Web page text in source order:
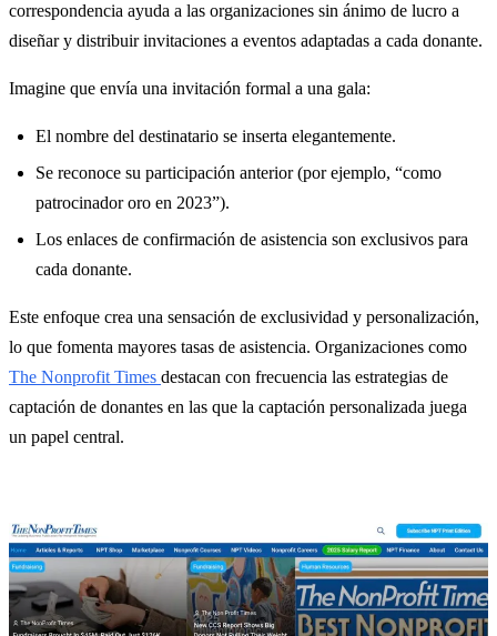
correspondencia ayuda a las organizaciones sin ánimo de lucro a
diseñar y distribuir invitaciones a eventos adaptadas a cada donante.
Imagine que envía una invitación formal a una gala:
El nombre del destinatario se inserta elegantemente.
Se reconoce su participación anterior (por ejemplo, “como
patrocinador oro en 2023”).
Los enlaces de confirmación de asistencia son exclusivos para
cada donante.
Este enfoque crea una sensación de exclusividad y personalización,
lo que fomenta mayores tasas de asistencia. Organizaciones como
The Nonprofit Times destacan con frecuencia las estrategias de
captación de donantes en las que la captación personalizada juega
un papel central.